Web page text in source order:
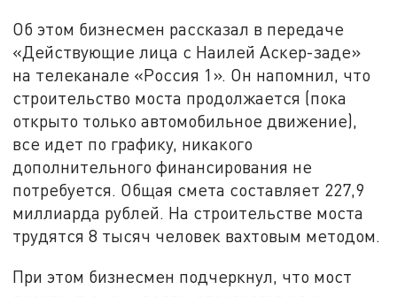
Об этом бизнесмен рассказал в передаче
«Действующие лица с Наилей Аскер-заде»
на телеканале «Россия 1». Он напомнил, что
строительство моста продолжается (пока
открыто только автомобильное движение),
все идет по графику, никакого
дополнительного финансирования не
потребуется. Общая смета составляет 227,9
миллиарда рублей. На строительстве моста
трудятся 8 тысяч человек вахтовым методом.
При этом бизнесмен подчеркнул, что мост